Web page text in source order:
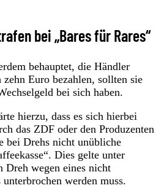
bei „Bares für Rares“
behauptet, die Händler
zehn Euro bezahlen, sollten sie
bei sich haben.
hierzu, dass es sich hierbei
das ZDF oder den Produzenten
bei Drehs nicht unübliche
Dies gelte unter
Dreh wegen eines nicht
werden muss.